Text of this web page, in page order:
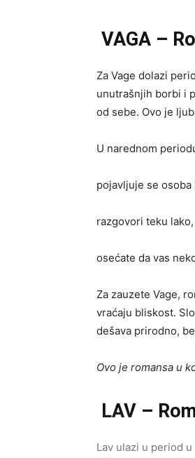
VAGA –
Za Vage dolazi
unutrašnjih borbi i
od sebe. Ovo je
U narednom
pojavljuje se osoba
razgovori teku
osećate da vas
Za zauzete Vage,
vraćaju bliskost.
dešava prirodno,
Ovo je romansa u
LAV –
Lav ulazi u period u